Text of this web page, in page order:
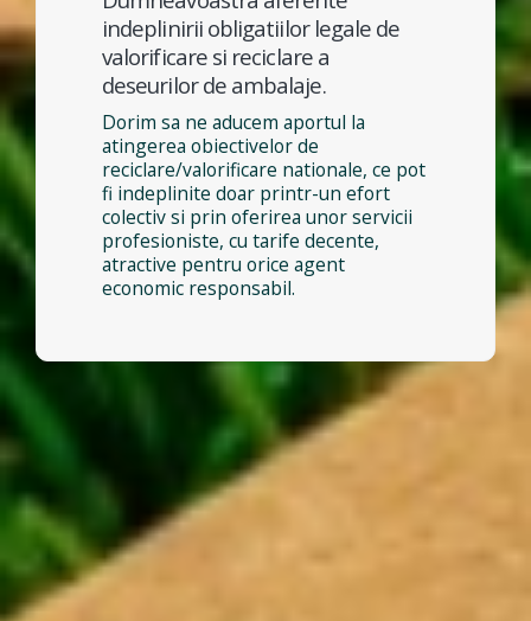
indeplinirii obligatiilor legale de
valorificare si reciclare a
deseurilor de ambalaje.
Dorim sa ne aducem aportul la
atingerea obiectivelor de
reciclare/valorificare nationale, ce pot
fi indeplinite doar printr-un efort
colectiv si prin oferirea unor servicii
profesioniste, cu tarife decente,
atractive pentru orice agent
economic responsabil.